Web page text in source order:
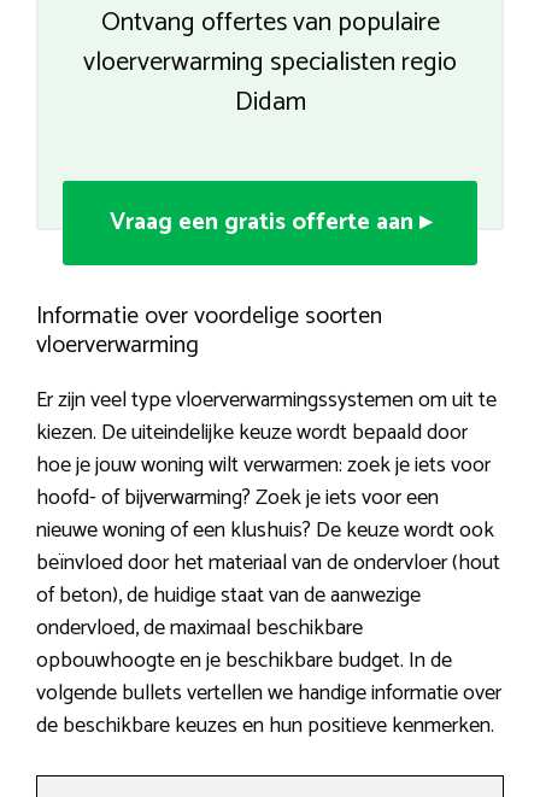
Ontvang offertes van populaire
vloerverwarming specialisten regio
Didam
Vraag een gratis offerte aan ▸
Informatie over voordelige soorten
vloerverwarming
Er zijn veel type vloerverwarmingssystemen om uit te
kiezen. De uiteindelijke keuze wordt bepaald door
hoe je jouw woning wilt verwarmen: zoek je iets voor
hoofd- of bijverwarming? Zoek je iets voor een
nieuwe woning of een klushuis? De keuze wordt ook
beïnvloed door het materiaal van de ondervloer (hout
of beton), de huidige staat van de aanwezige
ondervloed, de maximaal beschikbare
opbouwhoogte en je beschikbare budget. In de
volgende bullets vertellen we handige informatie over
de beschikbare keuzes en hun positieve kenmerken.